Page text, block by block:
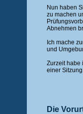
Nun haben
zu machen
Abnehmen
Ich mache
und
Zurzeit habe
einer
Die